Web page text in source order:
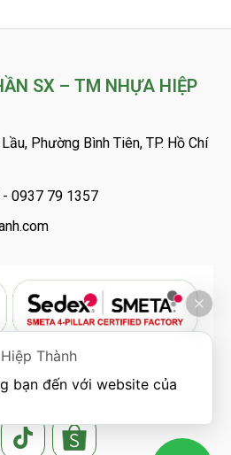
SX – TM NHỰA HIỆP
Phường Bình Tiên, TP. Hồ Chí
0937 79 1357
US
Thành
bạn đến với website của